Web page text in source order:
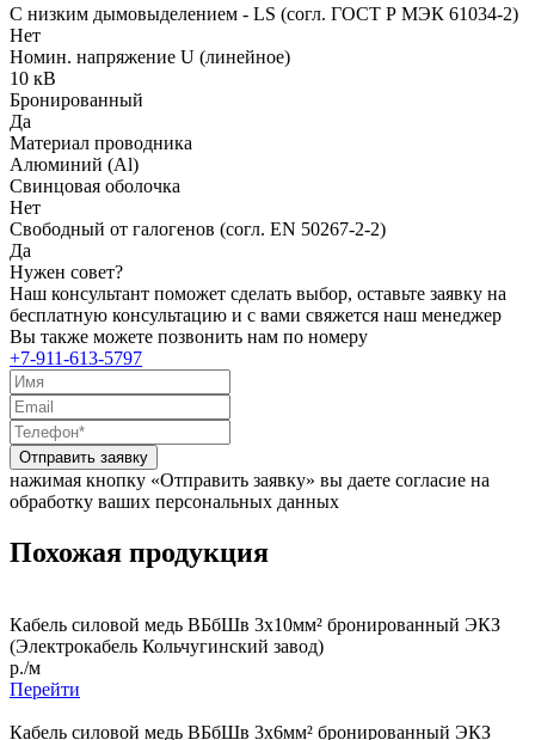
С низким дымовыделением - LS (согл. ГОСТ Р МЭК 61034-2)
Нет
Номин. напряжение U (линейное)
10 кВ
Бронированный
Да
Материал проводника
Алюминий (Al)
Свинцовая оболочка
Нет
Свободный от галогенов (согл. EN 50267-2-2)
Да
Нужен совет?
Наш консультант поможет сделать выбор, оставьте заявку на
бесплатную консультацию и с вами свяжется наш менеджер
Вы также можете позвонить нам по номеру
+7-911-613-5797
Отправить заявку
нажимая кнопку «Отправить заявку» вы даете согласие на
обработку ваших персональных данных
Похожая продукция
Кабель силовой медь ВБбШв 3x10мм² бронированный ЭКЗ
(Электрокабель Кольчугинский завод)
р./м
Перейти
Кабель силовой медь ВБбШв 3x6мм² бронированный ЭКЗ